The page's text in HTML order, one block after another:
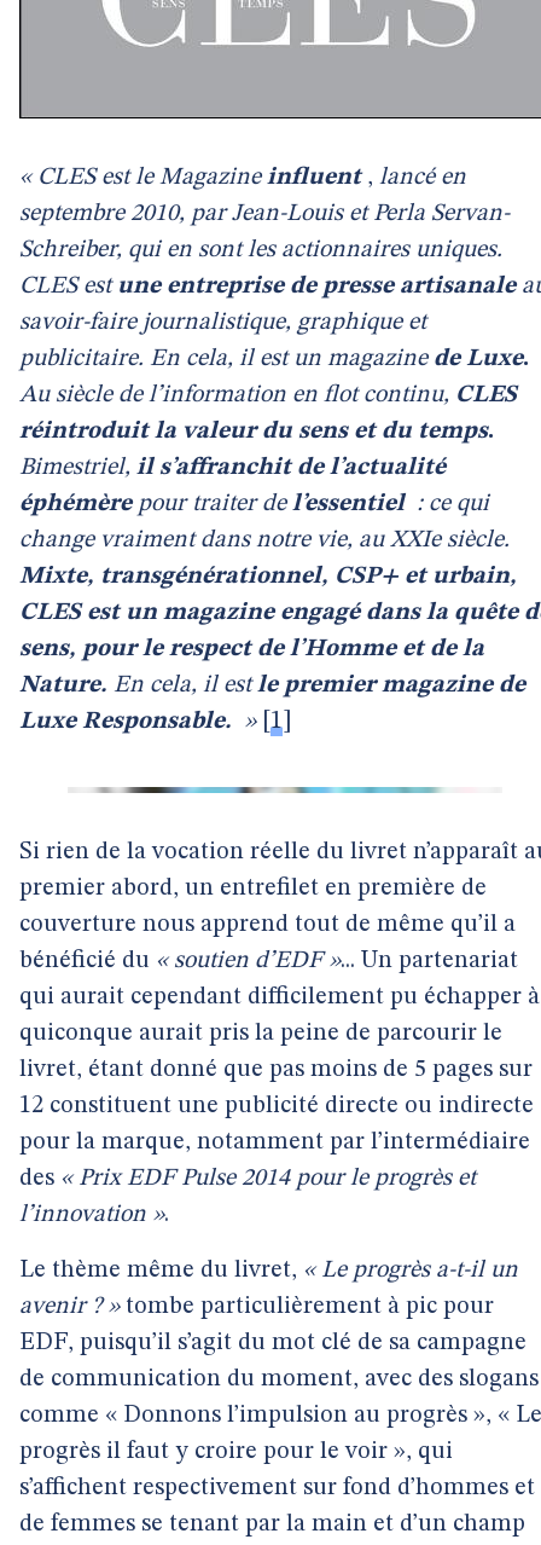
« CLES est le Magazine influent , lancé en
septembre 2010, par Jean-Louis et Perla Servan-
Schreiber, qui en sont les actionnaires uniques.
CLES est une entreprise de presse artisanale
savoir-faire journalistique, graphique et
publicitaire. En cela, il est un magazine de Luxe.
Au siècle de l’information en flot continu, CLES
réintroduit la valeur du sens et du temps.
Bimestriel, il s’affranchit de l’actualité
éphémère pour traiter de l’essentiel : ce qui
change vraiment dans notre vie, au XXIe siècle.
Mixte, transgénérationnel, CSP+ et urbain,
CLES est un magazine engagé dans la quête
sens, pour le respect de l’Homme et de la
Nature. En cela, il estle premier magazine de
Luxe Responsable. »[ 1
Si rien de la vocation réelle du livret n’apparaît
premier abord, un entrefilet en première de
couverture nous apprend tout de même qu’il a
bénéficié du « soutien d’EDF »... Un partenariat
qui aurait cependant difficilement pu échapper à
quiconque aurait pris la peine de parcourir le
livret, étant donné que pas moins de 5 pages sur
12 constituent une publicité directe ou indirecte
pour la marque, notamment par l’intermédiaire
des « Prix EDF Pulse 2014 pour le progrès et
l’innovation ».
Le thème même du livret, « Le progrès a-t-il un
avenir ? »tombe particulièrement à pic pour
EDF, puisqu’il s’agit du mot clé de sa campagne
de communication du moment, avec des slogans
comme « Donnons l’impulsion au progrès », « Le
progrès il faut y croire pour le voir », qui
s’affichent respectivement sur fond d’hommes et
de femmes se tenant par la main et d’un champ